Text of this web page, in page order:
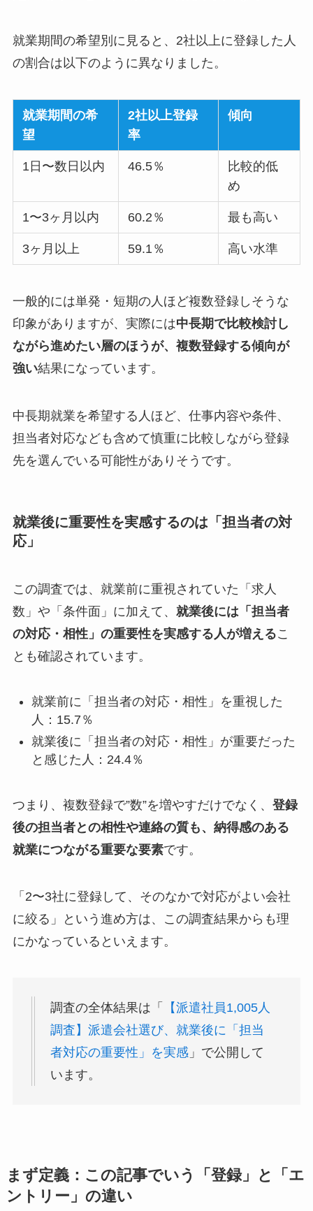
就業期間の希望別に見ると、2社以上に登録した人
の割合は以下のように異なりました。
就業期間の希
望
2社以上登録
率
傾向
1日〜数日以内 46.5％
比較的低
め
1〜3ヶ月以内 60.2％ 最も高い
3ヶ月以上 59.1％ 高い水準
一般的には単発・短期の人ほど複数登録しそうな
印象がありますが、実際には中長期で比較検討し
ながら進めたい層のほうが、複数登録する傾向が
強い結果になっています。
中長期就業を希望する人ほど、仕事内容や条件、
担当者対応なども含めて慎重に比較しながら登録
先を選んでいる可能性がありそうです。
就業後に重要性を実感するのは「担当者の対
応」
この調査では、就業前に重視されていた「求人
数」や「条件面」に加えて、 就業後には「担当者
の対応・相性」の重要性を実感する人が増えるこ
とも確認されています。
就業前に「担当者の対応・相性」を重視した
人：15.7％
就業後に「担当者の対応・相性」が重要だった
と感じた人：24.4％
つまり、複数登録で”数”を増やすだけでなく、 登録
後の担当者との相性や連絡の質も、納得感のある
就業につながる重要な要素です。
「2〜3社に登録して、そのなかで対応がよい会社
に絞る」という進め方は、この調査結果からも理
にかなっているといえます。
調査の全体結果は「
【派遣社員1,005人
調査】派遣会社選び、就業後に「担当
者対応の重要性」を実感」で公開して
います。
まず定義：この記事でいう「登録」と「エ
ントリー」の違い